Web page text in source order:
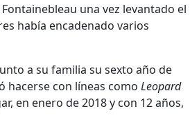
una vez levantado el
había encadenado varios
a su familia su sexto año de
hacerse con líneas como Leopard
en enero de 2018 y con 12 años,